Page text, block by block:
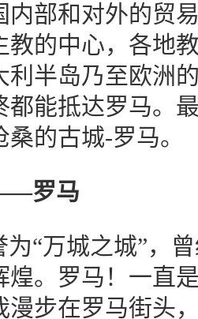
内部和对外的贸
教的中心，各地
利半岛乃至欧洲
都能抵达罗马。
的古城-罗马。
罗马
为“万城之城”，
煌。罗马！一直
漫步在罗马街头